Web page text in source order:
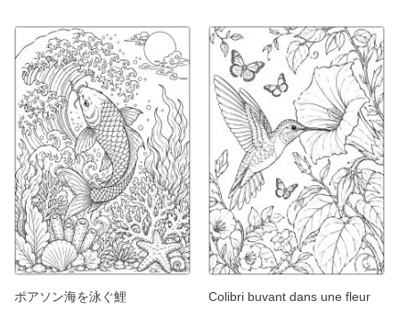
ポアソン海を泳ぐ鯉
Colibri buvant dans une fleur